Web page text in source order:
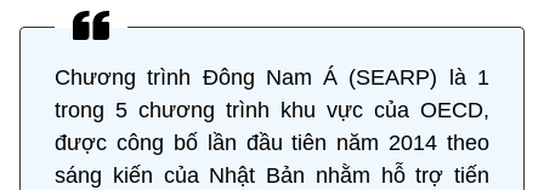
Chương trình Đông Nam Á (SEARP) là 1
trong 5 chương trình khu vực của OECD,
được công bố lần đầu tiên năm 2014 theo
sáng kiến của Nhật Bản nhằm hỗ trợ tiến